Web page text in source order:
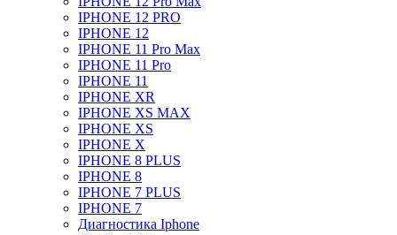
IPHONE 12 PRO
IPHONE 12
IPHONE 11 Pro Max
IPHONE 11 Pro
IPHONE 11
IPHONE XR
IPHONE XS MAX
IPHONE XS
IPHONE X
IPHONE 8 PLUS
IPHONE 8
IPHONE 7 PLUS
IPHONE 7
Диагностика Iphone